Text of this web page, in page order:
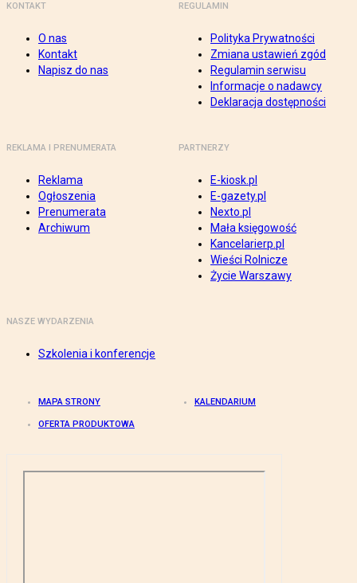
KONTAKT
O nas
Kontakt
Napisz do nas
REGULAMIN
Polityka Prywatności
Zmiana ustawień zgód
Regulamin serwisu
Informacje o nadawcy
Deklaracja dostępności
REKLAMA I PRENUMERATA
Reklama
Ogłoszenia
Prenumerata
Archiwum
PARTNERZY
E-kiosk.pl
E-gazety.pl
Nexto.pl
Mała księgowość
Kancelarierp.pl
Wieści Rolnicze
Życie Warszawy
NASZE WYDARZENIA
Szkolenia i konferencje
MAPA STRONY KALENDARIUM
OFERTA PRODUKTOWA